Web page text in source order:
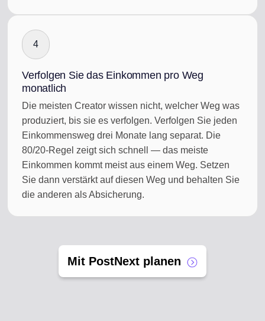
4
Verfolgen Sie das Einkommen pro Weg
monatlich
Die meisten Creator wissen nicht, welcher Weg was
produziert, bis sie es verfolgen. Verfolgen Sie jeden
Einkommensweg drei Monate lang separat. Die
80/20-Regel zeigt sich schnell — das meiste
Einkommen kommt meist aus einem Weg. Setzen
Sie dann verstärkt auf diesen Weg und behalten Sie
die anderen als Absicherung.
Mit PostNext planen